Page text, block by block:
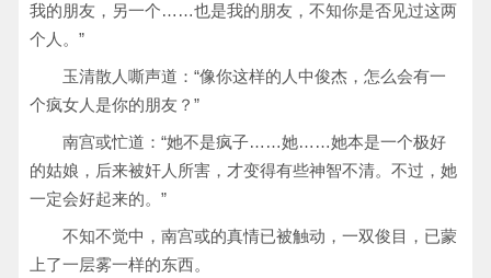
我的朋友，另一个……也是我的朋友，不知你是否见过这两
个人。”
玉清散人嘶声道：“像你这样的人中俊杰，怎么会有一
个疯女人是你的朋友？”
南宫或忙道：“她不是疯子……她……她本是一个极好
的姑娘，后来被奸人所害，才变得有些神智不清。不过，她
一定会好起来的。”
不知不觉中，南宫或的真情已被触动，一双俊目，已蒙
上了一层雾一样的东西。